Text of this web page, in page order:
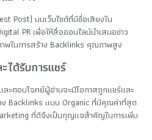
Post) บนเว็บไซต์ที่มีชื่อเสียงใน
PR เพื่อให้สื่อออนไลน์นำเสนอข่าว
พในการสร้าง Backlinks คุณภาพสูง
ได้รับการแชร์
ะตอบโจทย์ผู้อ่านจะมีโอกาสถูกแชร์และ
ง Backlinks แบบ Organic ที่มีคุณค่าที่สุด
ที่ดีจึงเป็นกุญแจสำคัญในการเพิ่ม